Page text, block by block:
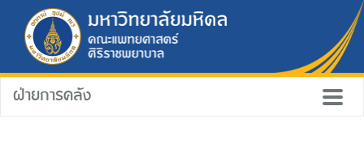
ฝ่ายการคลัง